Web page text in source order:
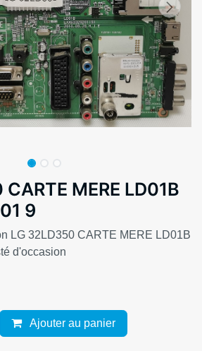
MERE LD01B
9
LG 32LD350 CARTE MERE LD01B
d'occasion
Ajouter au panier